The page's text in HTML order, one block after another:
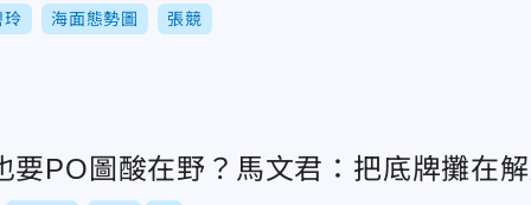
玲 海面態勢圖 張競
要PO圖酸在野？馬文君：把底牌攤在